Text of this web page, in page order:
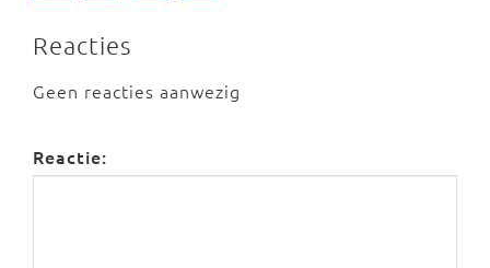
Reacties
Geen reacties aanwezig
Reactie: